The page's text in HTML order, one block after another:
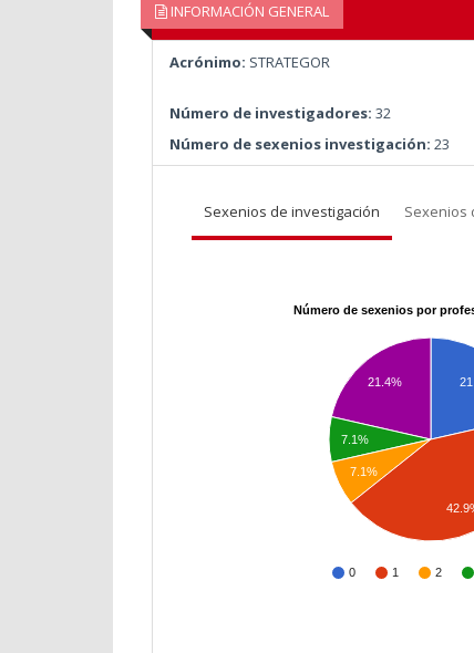
INFORMACIÓN GENERAL
Acrónimo: STRATEGOR
Número de investigadores: 32
Número de sexenios investigación: 23
Sexenios de investigación Sexenios
Número de sexenios por
0 1 2
21.4%
7.1%
7.1%